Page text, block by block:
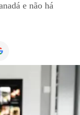
e não há